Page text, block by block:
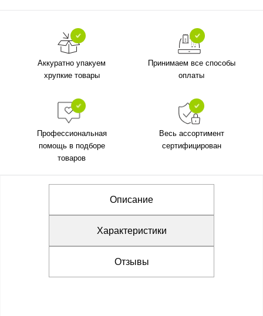
Аккуратно упакуем
хрупкие товары
Принимаем все способы
оплаты
Профессиональная
помощь в подборе
товаров
Весь ассортимент
сертифицирован
Описание
Характеристики
Отзывы